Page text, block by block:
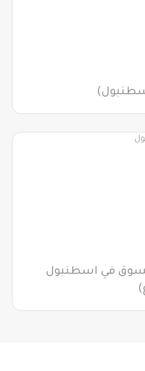
للتسوق في اسطنبول